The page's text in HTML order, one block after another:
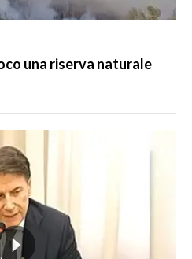
una riserva naturale